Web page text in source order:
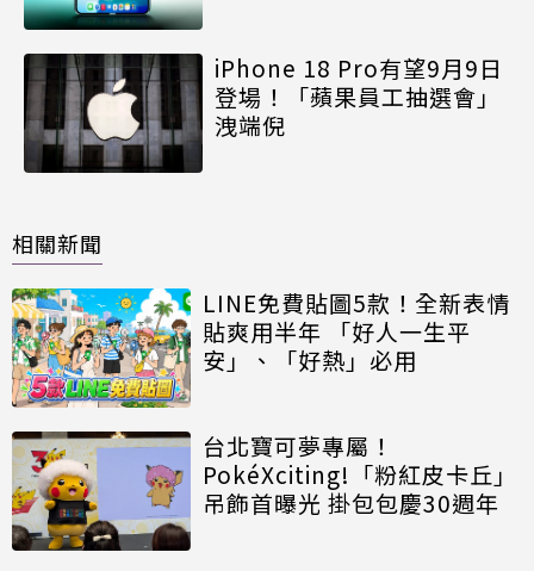
iPhone 18 Pro有望9月9日
登場！「蘋果員工抽選會」
洩端倪
相關新聞
LINE免費貼圖5款！全新表情
貼爽用半年 「好人一生平
安」、「好熱」必用
台北寶可夢專屬！
PokéXciting!「粉紅皮卡丘」
吊飾首曝光 掛包包慶30週年